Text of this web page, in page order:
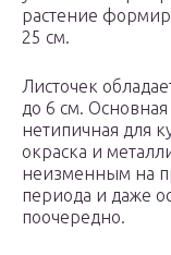
растение
25 см.
Листочек
до 6 см.
нетипичная для
окраска и
неизменным на
периода и даже
поочередно.